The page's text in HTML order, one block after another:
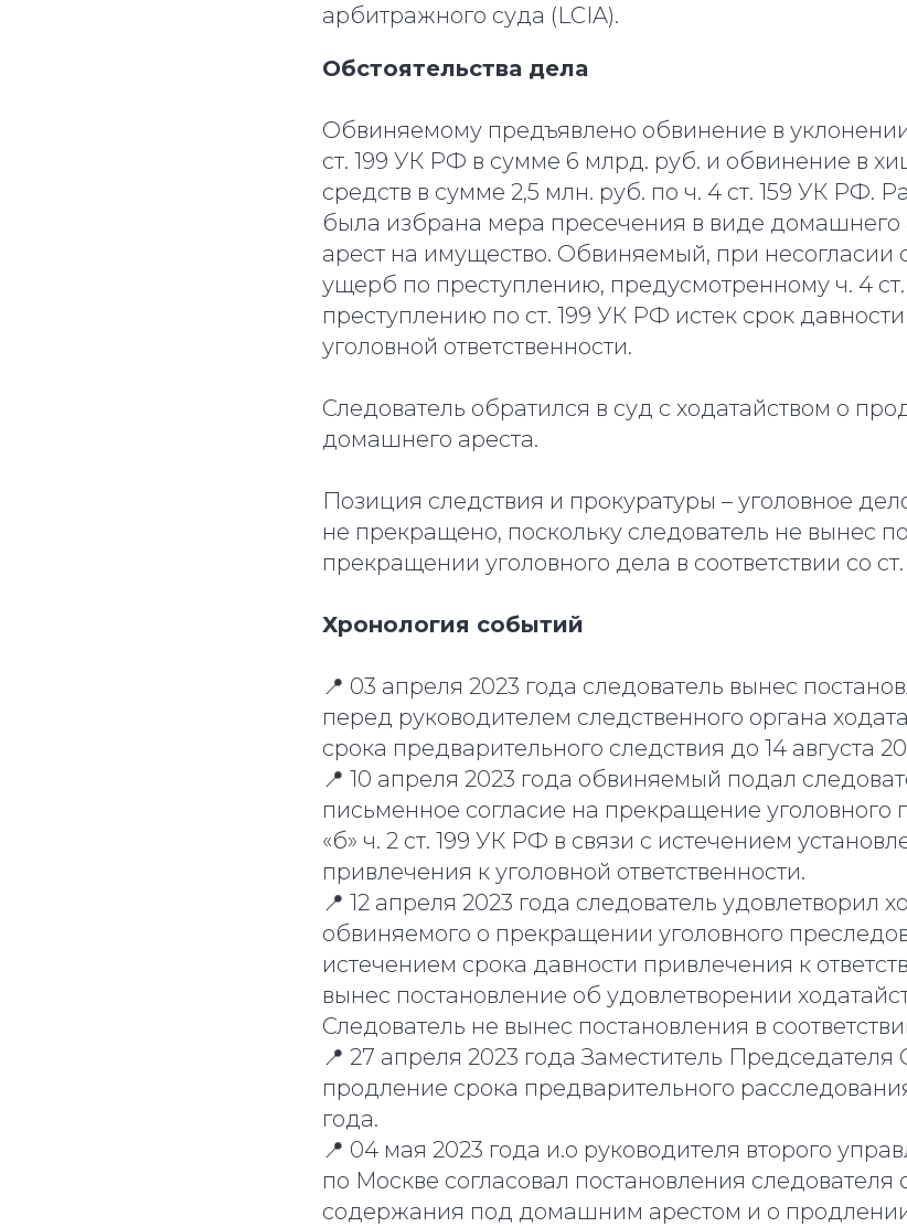
арбитражного суда (LCIA).
Обстоятельства дела
Обвиняемому предъявлено обвинение в
ст. 199 УК РФ в сумме 6 млрд. руб. и обвинение в
средств в сумме 2,5 млн. руб. по ч. 4 ст. 159 УК РФ.
была избрана мера пресечения в виде домашнего
арест на имущество. Обвиняемый, при несогласии
ущерб по преступлению, предусмотренному ч. 4
преступлению по ст. 199 УК РФ истек срок
уголовной ответственности.
Следователь обратился в суд с ходатайством о
домашнего ареста.
Позиция следствия и прокуратуры – уголовное
не прекращено, поскольку следователь не вынес
прекращении уголовного дела в соответствии со
Хронология событий
📍 03 апреля 2023 года следователь вынес
перед руководителем следственного органа
срока предварительного следствия до 14 августа
📍 10 апреля 2023 года обвиняемый подал
письменное согласие на прекращение уголовного
«б» ч. 2 ст. 199 УК РФ в связи с истечением
привлечения к уголовной ответственности.
📍 12 апреля 2023 года следователь удовлетворил
обвиняемого о прекращении уголовного
истечением срока давности привлечения к
вынес постановление об удовлетворении
Следователь не вынес постановления в
📍 27 апреля 2023 года Заместитель
продление срока предварительного
года.
📍 04 мая 2023 года и.о руководителя второго
по Москве согласовал постановления
содержания под домашним арестом и о